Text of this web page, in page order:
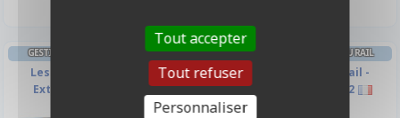
GESTION LES AVENTURIERS DU RAIL
Les Aventuriers Du Rail -
Extension : Pays-Bas
GESTION LES AVENTURIERS DU RAIL
Les Aventuriers Du Rail -
Extension Europe 1912
Tout accepter
Tout refuser
Personnaliser